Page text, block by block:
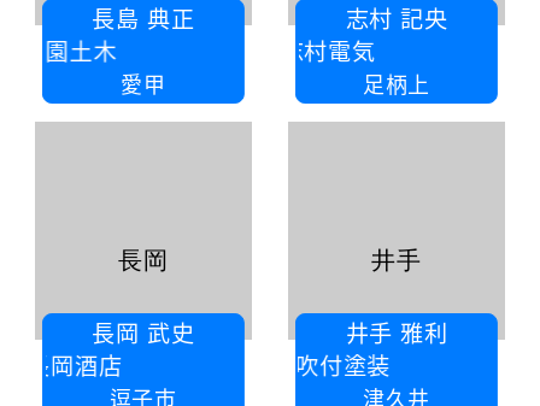
長島 典正
園土木
愛甲
志村 記央
（株）志村電気
足柄上
長岡 武史
長岡酒店
逗子市
長岡
井手 雅利
株式会社新光吹付塗装
津久井
井手